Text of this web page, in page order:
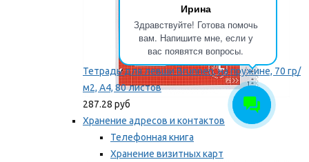
Ирина
Здравствуйте! Готова помочь
вам. Напишите мне, если у
вас появятся вопросы.
Тетрадь для левши Brunnen, на пружине, 70 гр/
м2, А4, 80 листов
287.28 руб
Хранение адресов и контактов
Телефонная книга
Хранение визитных карт